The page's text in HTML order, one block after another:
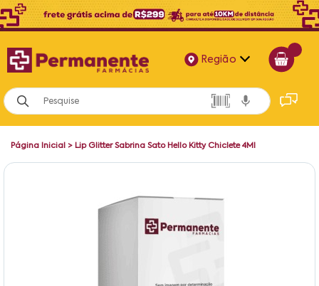
Região
Alagoas
Bahia
Página Inicial > Lip Glitter Sabrina Sato Hello Kitty Chiclete 4Ml